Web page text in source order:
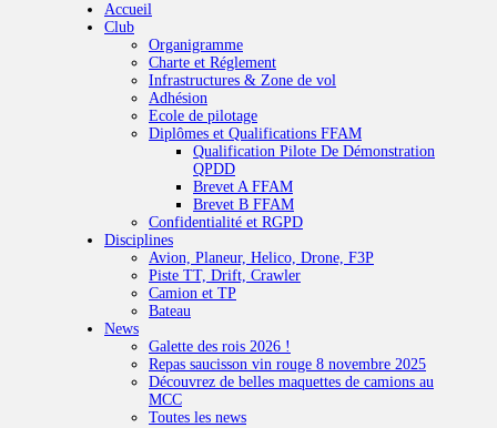
Accueil
Club
Organigramme
Charte et Réglement
Infrastructures & Zone de vol
Adhésion
Ecole de pilotage
Diplômes et Qualifications FFAM
Qualification Pilote De Démonstration
QPDD
Brevet A FFAM
Brevet B FFAM
Confidentialité et RGPD
Disciplines
Avion, Planeur, Helico, Drone, F3P
Piste TT, Drift, Crawler
Camion et TP
Bateau
News
Galette des rois 2026 !
Repas saucisson vin rouge 8 novembre 2025
Découvrez de belles maquettes de camions au
MCC
Toutes les news